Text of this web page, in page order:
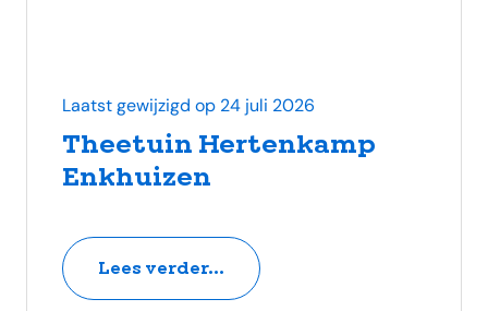
Theetuin Hertenkamp
Enkhuizen
Laatst gewijzigd op 24 juli 2026
Lees verder...